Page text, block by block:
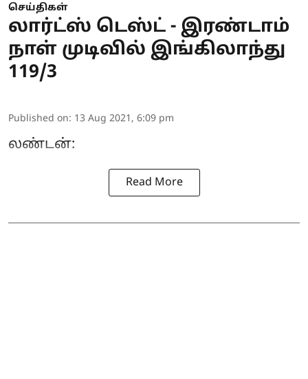
செய்திகள்
லார்ட்ஸ் டெஸ்ட் - இரண்டாம்
நாள் முடிவில் இங்கிலாந்து
119/3
Published on: 13 Aug 2021, 6:09 pm
லண்டன்:
Read More